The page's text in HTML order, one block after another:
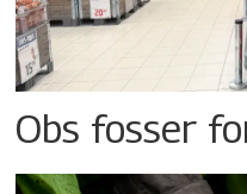
Obs fosser